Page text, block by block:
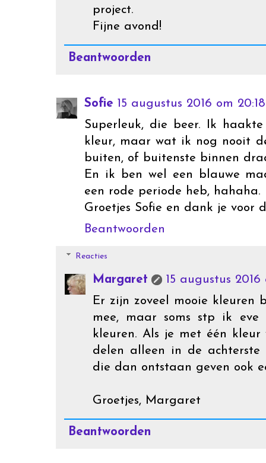
project.
Fijne avond!
Beantwoorden
Sofie 15 augustus 2016 om 20:18
Superleuk, die beer. Ik
kleur, maar wat ik nog nooit
buiten, of buitenste binnen
En ik ben wel een blauwe
een rode periode heb, hahaha.
Groetjes Sofie en dank je voor
Beantwoorden
Reacties
Margaret
15 augustus 2016
Er zijn zoveel mooie kleuren
mee, maar soms stp ik
kleuren. Als je met één
delen alleen in de achterste
die dan ontstaan geven ook
Groetjes, Margaret
Beantwoorden